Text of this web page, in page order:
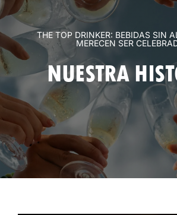
Contacto
THE TOP DRINKER: BEBIDAS SIN
MERECEN SER
NUESTRA